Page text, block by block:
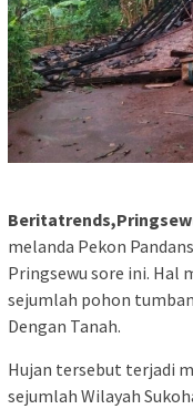
melanda Pekon
Pringsewu sore ini. Hal
sejumlah pohon
Dengan Tanah.
Hujan tersebut terjadi
sejumlah Wilayah